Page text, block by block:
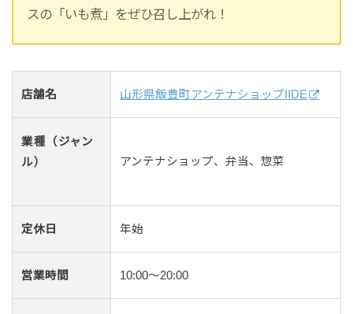
スの「いも煮」をぜひ召し上がれ！
店舗名 山形県飯豊町アンテナショップIIDE
業種（ジャン
ル）
アンテナショップ、弁当、惣菜
定休日 年始
営業時間 10:00～20:00